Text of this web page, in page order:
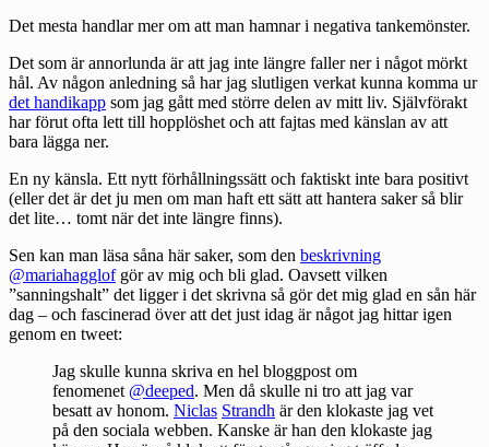
Det mesta handlar mer om att man hamnar i negativa tankemönster.
Det som är annorlunda är att jag inte längre faller ner i något mörkt
hål. Av någon anledning så har jag slutligen verkat kunna komma ur
det handikapp som jag gått med större delen av mitt liv. Självförakt
har förut ofta lett till hopplöshet och att fajtas med känslan av att
bara lägga ner.
En ny känsla. Ett nytt förhållningssätt och faktiskt inte bara positivt
(eller det är det ju men om man haft ett sätt att hantera saker så blir
det lite… tomt när det inte längre finns).
Sen kan man läsa såna här saker, som den beskrivning
@mariahagglofgör av mig och bli glad. Oavsett vilken
”sanningshalt” det ligger i det skrivna så gör det mig glad en sån här
dag – och fascinerad över att det just idag är något jag hittar igen
genom en tweet:
Jag skulle kunna skriva en hel bloggpost om
fenomenet @deeped. Men då skulle ni tro att jag var
besatt av honom. Niclas Strandh är den klokaste jag vet
på den sociala webben. Kanske är han den klokaste jag